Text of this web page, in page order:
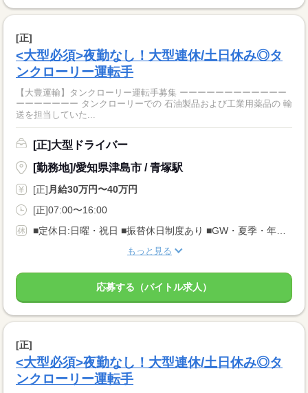
[正]
<大型必須>夜勤なし！大型連休/土日休み◎タ
ンクローリー運転手
【大豊運輸】タンクローリー運転手募集 ーーーーーーーーーーーー
ーーーーーーー タンクローリーでの 石油製品および工業用薬品の 輸
送を担当していた...
[正]大型ドライバー
[勤務地]/愛知県津島市 / 青塚駅
[正] 月給30万円〜40万円
[正]07:00〜16:00
もっと見る
応募する（バイトル求人）
[正]
<大型必須>夜勤なし！大型連休/土日休み◎タ
ンクローリー運転手